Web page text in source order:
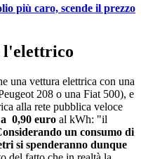
più caro, scende il prezzo
l'elettrico
una vettura elettrica con una
208 o una Fiat 500), e
alla rete pubblica veloce
0,90 euro al kWh: "il
un consumo di
si spenderanno dunque